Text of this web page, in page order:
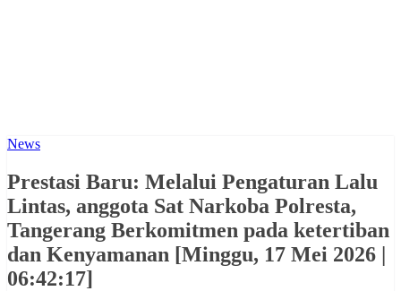
News
Prestasi Baru: Melalui Pengaturan Lalu
Lintas, anggota Sat Narkoba Polresta,
Tangerang Berkomitmen pada ketertiban
dan Kenyamanan [Minggu, 17 Mei 2026 |
06:42:17]